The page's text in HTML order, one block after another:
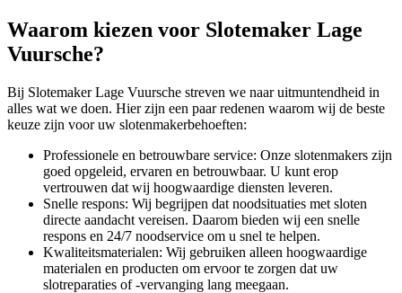
Waarom kiezen voor Slotemaker Lage
Vuursche?
Bij Slotemaker Lage Vuursche streven we naar uitmuntendheid in
alles wat we doen. Hier zijn een paar redenen waarom wij de beste
keuze zijn voor uw slotenmakerbehoeften:
Professionele en betrouwbare service: Onze slotenmakers zijn
goed opgeleid, ervaren en betrouwbaar. U kunt erop
vertrouwen dat wij hoogwaardige diensten leveren.
Snelle respons: Wij begrijpen dat noodsituaties met sloten
directe aandacht vereisen. Daarom bieden wij een snelle
respons en 24/7 noodservice om u snel te helpen.
Kwaliteitsmaterialen: Wij gebruiken alleen hoogwaardige
materialen en producten om ervoor te zorgen dat uw
slotreparaties of -vervanging lang meegaan.